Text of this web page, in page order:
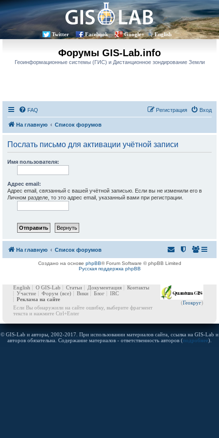
Twitter Facebook Google+ English
Форумы GIS-Lab.info
Геоинформационные системы (ГИС) и Дистанционное зондирование Земли
FAQ Вход
Регистрация
На главную Список форумов
Послать письмо для активации учётной записи
Имя пользователя:
Адрес email:
Адрес email, связанный с вашей учётной записью. Если вы не изменили его в
Личном разделе, то это адрес email, указанный вами при регистрации.
На главную Список форумов
Создано на основе phpBB® Forum Software © phpBB Limited
Русская поддержка phpBB
(Геокруг)
English О GIS-Lab Статьи Документация
Контакты
Участие
Форум (все) Вики Блог
IRC
Реклама на сайте
Если Вы обнаружили на сайте ошибку, выберите фрагмент
текста и нажмите Ctrl+Enter
© GIS-Lab и авторы, 2002-2017. При использовании материалов сайта, ссылка на GIS-Lab и
авторов обязательна. Содержание материалов - ответственность авторов (подробнее).